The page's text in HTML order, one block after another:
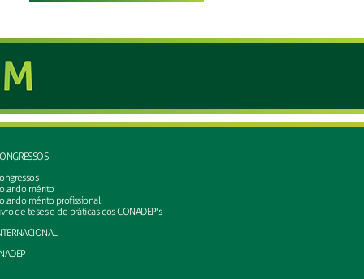
do mérito
do mérito profissional
de teses e de práticas dos CONADEP's